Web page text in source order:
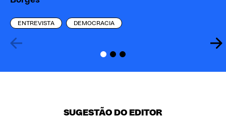
ENTREVISTA DEMOCRACIA
SUGESTÃO DO EDITOR